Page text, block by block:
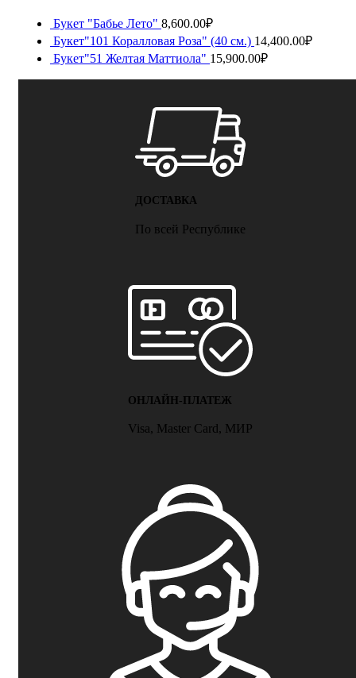
Букет "Бабье Лето" 8,600.00₽
Букет"101 Коралловая Роза" (40 см.) 14,400.00₽
Букет"51 Желтая Маттиола" 15,900.00₽
ДОСТАВКА
По всей Республике
ОНЛАЙН-ПЛАТЕЖ
Visa, Master Card, МИР